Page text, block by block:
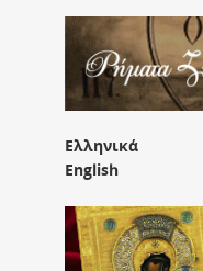
Ελληνικά
English